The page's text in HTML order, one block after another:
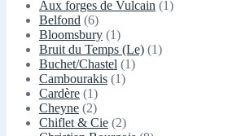
Aux forges de Vulcain (1)
Belfond (6)
Bloomsbury (1)
Bruit du Temps (Le) (1)
Buchet/Chastel (1)
Cambourakis (1)
Cardère (1)
Cheyne (2)
Chiflet & Cie (2)